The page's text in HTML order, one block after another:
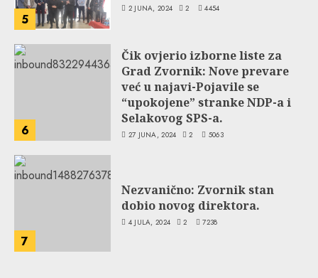
5
2 JUNA, 2024 2 4454
6
Čik ovjerio izborne liste za
Grad Zvornik: Nove prevare
već u najavi-Pojavile se
“upokojene” stranke NDP-a i
Selakovog SPS-a.
27 JUNA, 2024 2 5063
7
Nezvanično: Zvornik stan
dobio novog direktora.
4 JULA, 2024 2 7238